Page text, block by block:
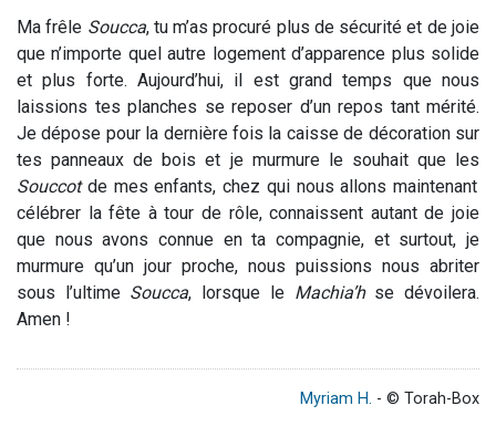
Ma frêle Soucca, tu m’as procuré plus de sécurité et de joie
que n’importe quel autre logement d’apparence plus solide
et plus forte. Aujourd’hui, il est grand temps que nous
laissions tes planches se reposer d’un repos tant mérité.
Je dépose pour la dernière fois la caisse de décoration sur
tes panneaux de bois et je murmure le souhait que les
Souccotde mes enfants, chez qui nous allons maintenant
célébrer la fête à tour de rôle, connaissent autant de joie
que nous avons connue en ta compagnie, et surtout, je
murmure qu’un jour proche, nous puissions nous abriter
sous l’ultime Soucca, lorsque le Machia’hse dévoilera.
Amen !
Myriam H. - © Torah-Box